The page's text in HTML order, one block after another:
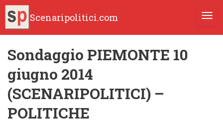
Scenaripolitici.com
Sondaggio PIEMONTE 10
giugno 2014
(SCENARIPOLITICI) –
POLITICHE